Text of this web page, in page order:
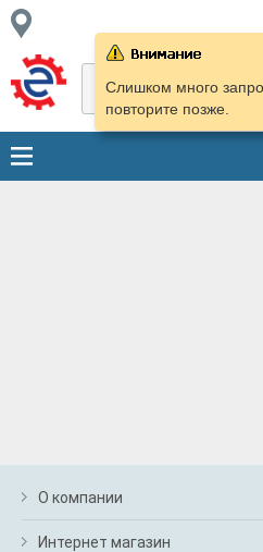
Слишком много
повторите позже.
О компании
Интернет магазин